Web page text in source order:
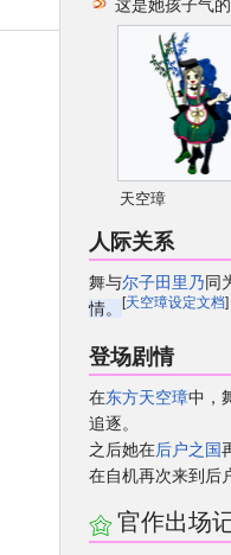
这是她孩子气
天空璋
人际关系
舞与尔子田里乃同
情。
[天空璋设定文档]
登场剧情
在东方天空璋中，
追逐。
之后她在后户之国
在自机再次来到后
官作出场